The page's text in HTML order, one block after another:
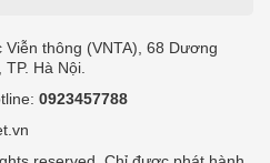
thông (VNTA), 68 Dương
Hà Nội.
0923457788